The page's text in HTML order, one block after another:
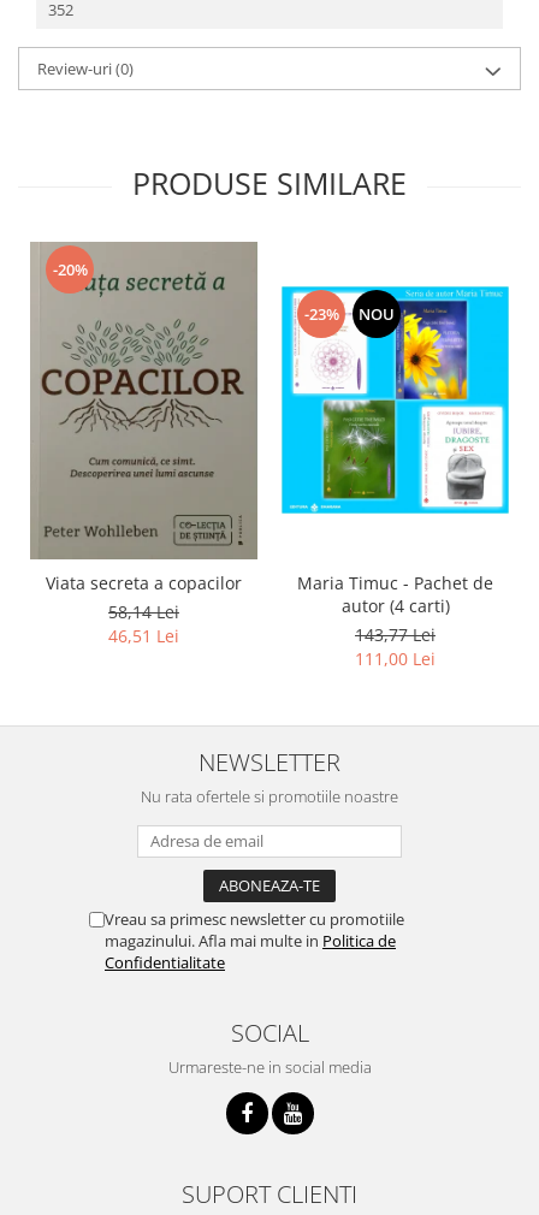
352
Review-uri(0)
PRODUSE SIMILARE
-20%
Viata secreta a copacilor
58,14 Lei
46,51 Lei
-23% NOU
Maria Timuc - Pachet de
autor (4 carti)
143,77 Lei
111,00 Lei
NEWSLETTER
Nu rata ofertele si promotiile noastre
Vreau sa primesc newsletter cu promotiile
magazinului. Afla mai multe in Politica de
Confidentialitate
SOCIAL
Urmareste-ne in social media
SUPORT CLIENTI